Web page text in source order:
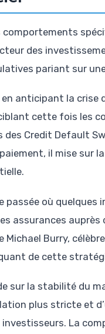
des
pariant sur
anticipant la crise
cette fois les
Credit Default
il mise sur la
passée où quelques
assurances auprès
Burry,
de cette
sur la stabilité du
plus stricte et
La